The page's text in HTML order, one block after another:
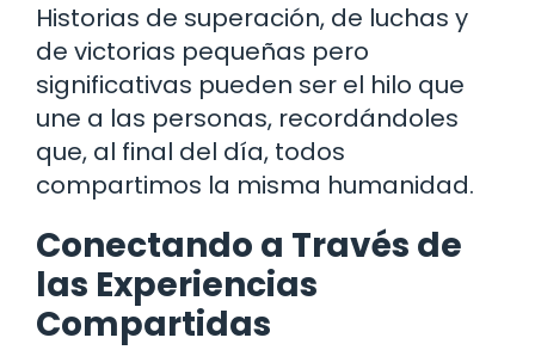
Historias de superación, de luchas y
de victorias pequeñas pero
significativas pueden ser el hilo que
une a las personas, recordándoles
que, al final del día, todos
compartimos la misma humanidad.
Conectando a Través de
las Experiencias
Compartidas